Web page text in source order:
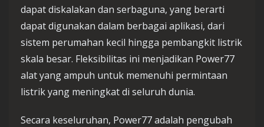
dapat diskalakan dan serbaguna, yang berarti
dapat digunakan dalam berbagai aplikasi, dari
sistem perumahan kecil hingga pembangkit listrik
skala besar. Fleksibilitas ini menjadikan Power77
alat yang ampuh untuk memenuhi permintaan
listrik yang meningkat di seluruh dunia.
Secara keseluruhan, Power77 adalah pengubah